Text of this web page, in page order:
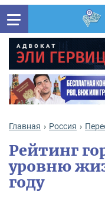
Главная Россия
Рейтинг
уровню
году